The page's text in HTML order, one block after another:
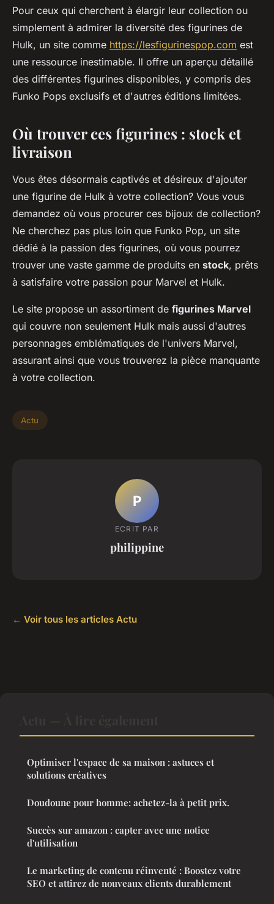
Pour ceux qui cherchent à élargir leur collection ou
simplement à admirer la diversité des figurines de
Hulk, un site comme https://lesfigurinespop.com est
une ressource inestimable. Il offre un aperçu détaillé
des différentes figurines disponibles, y compris des
Funko Pops exclusifs et d'autres éditions limitées.
Où trouver ces figurines : stock et
livraison
Vous êtes désormais captivés et désireux d'ajouter
une figurine de Hulk à votre collection? Vous vous
demandez où vous procurer ces bijoux de collection?
Ne cherchez pas plus loin que Funko Pop, un site
dédié à la passion des figurines, où vous pourrez
trouver une vaste gamme de produits en stock, prêts
à satisfaire votre passion pour Marvel et Hulk.
Le site propose un assortiment de figurines Marvel
qui couvre non seulement Hulk mais aussi d'autres
personnages emblématiques de l'univers Marvel,
assurant ainsi que vous trouverez la pièce manquante
à votre collection.
Actu
P
ECRIT PAR
philippine
← Voir tous les articles Actu
Optimiser l'espace de sa maison : astuces et
solutions créatives
Doudoune pour homme: achetez-la à petit prix.
Succès sur amazon : capter avec une notice
d'utilisation
Le marketing de contenu réinventé : Boostez votre
SEO et attirez de nouveaux clients durablement